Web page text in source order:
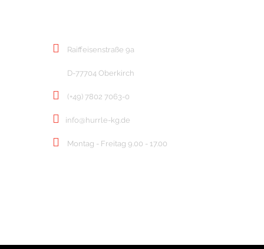
Raiffeisenstraße 9a
D-77704 Oberkirch
(+49) 7802 7063-0
info@hurrle-kg.de
Montag - Freitag 9.00 - 17.00